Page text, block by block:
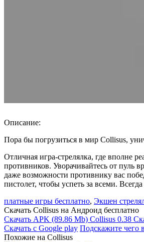
Описание:
Пора бы погрузиться в мир Collisus,
Отличная игра-стрелялка, где вполне
противников. Уворачивайтесь от пуль
даже возможности противнику вас
пистолет, чтобы успеть за всеми.
платные игры бесплатно, Экшен
Скачать Collisus на Андроид бесплатно
Скачать APK (89.86 Mb) Collisus 0.38
Скачать с Google play Подскажите чего
Похожие на Collisus